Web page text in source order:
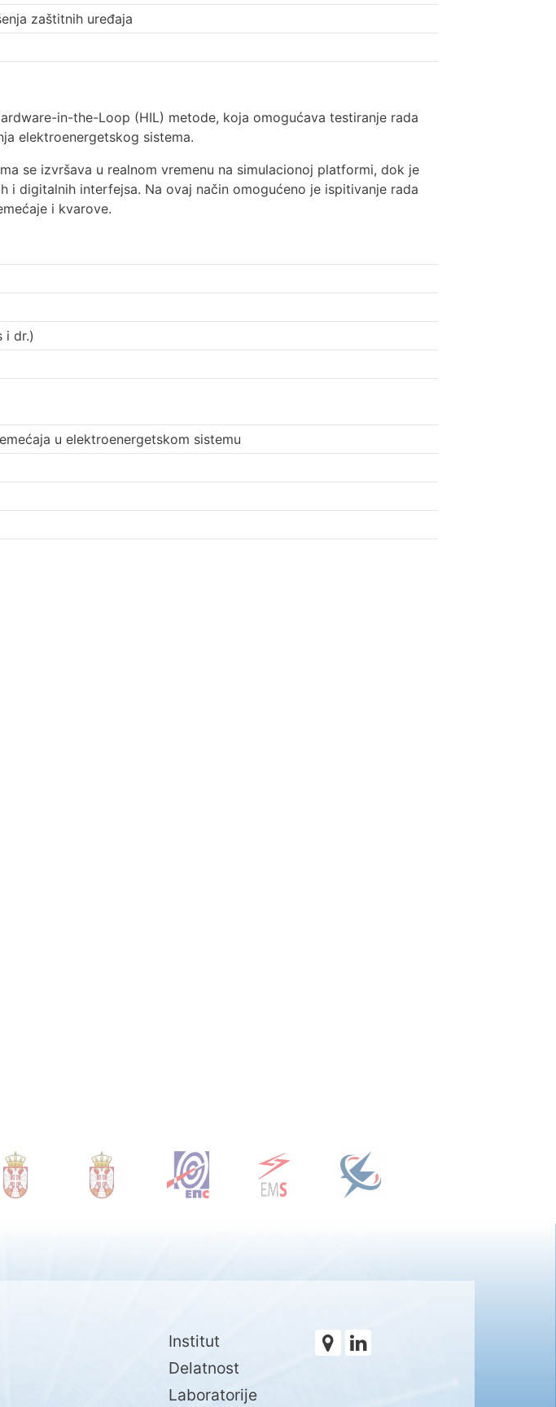
zaštitnih uređaja
in-the-Loop (HIL) metode, koja omogućava testiranje rada
elektroenergetskog sistema.
se izvršava u realnom vremenu na simulacionoj platformi, dok je
digitalnih interfejsa. Na ovaj način omogućeno je ispitivanje rada
i kvarove.
i dr.)
u elektroenergetskom sistemu
Institut
Delatnost
Laboratorije